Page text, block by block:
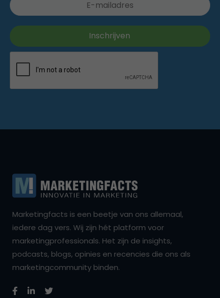
Marketingfacts is een beetje van ons allemaal,
iedere dag vers. Wij zijn hét platform voor
marketingprofessionals. Het zijn de insights,
podcasts, blogs, opinies en recencies die ons als
marketingcommunity binden.